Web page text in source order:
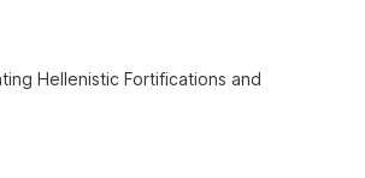
Hellenistic Fortifications and